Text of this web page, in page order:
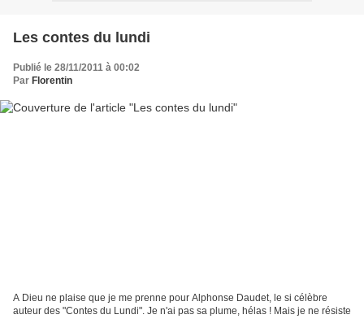
Les contes du lundi
Publié le 28/11/2011 à 00:02
Par Florentin
A Dieu ne plaise que je me prenne pour Alphonse Daudet, le si célèbre
auteur des "Contes du Lundi". Je n'ai pas sa plume, hélas ! Mais je ne résiste